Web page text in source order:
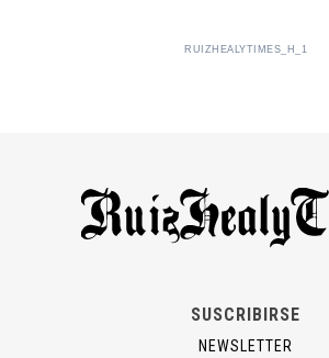
RUIZHEALYTIMES_H_1
SUSCRIBIRSE
NEWSLETTER